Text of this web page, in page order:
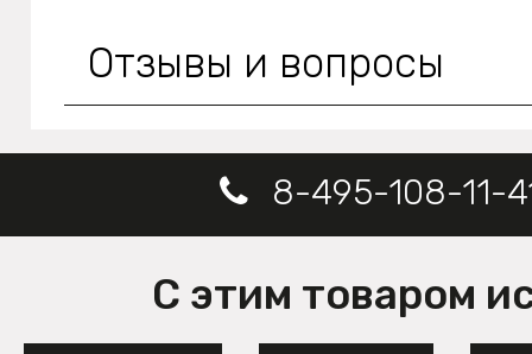
Отзывы и вопросы
8-495-108-11-
С этим товаром